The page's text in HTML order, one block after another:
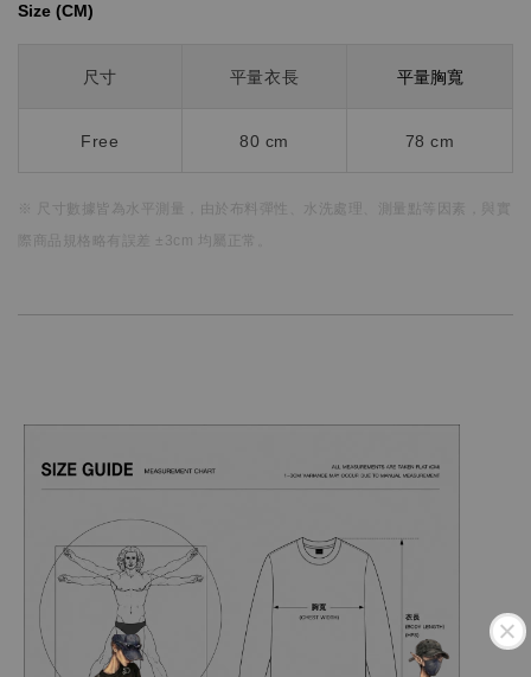
Size (CM)⁡⁡
尺寸 平量衣長 平量胸寬
Free 80 cm 78 cm
※ 尺寸數據皆為水平測量， 由於布料彈性、水洗處理、測量點等因素，
際商品規格略有誤差 ±3cm 均屬正常。